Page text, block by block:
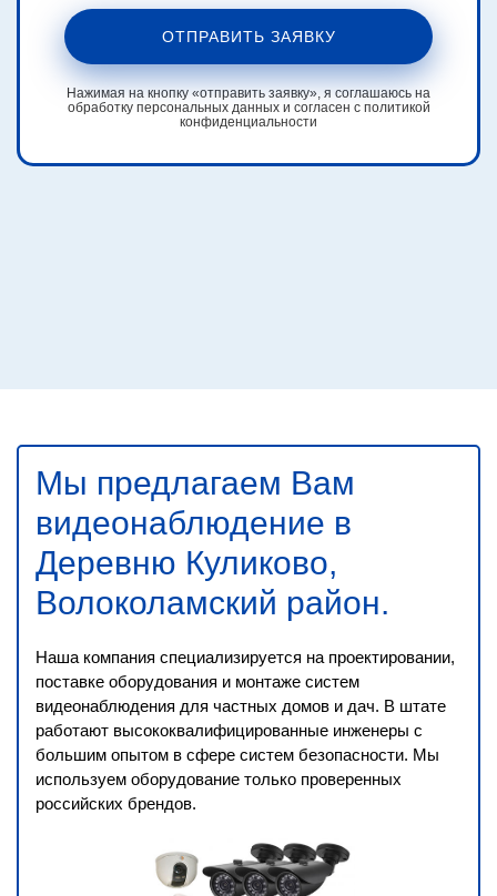
ОТПРАВИТЬ ЗАЯВКУ
Нажимая на кнопку «отправить заявку», я соглашаюсь на
обработку персональных данных и согласен с политикой
конфиденциальности
Мы предлагаем Вам
видеонаблюдение в
Деревню Куликово,
Волоколамский район.
Наша компания специализируется на проектировании,
поставке оборудования и монтаже систем
видеонаблюдения для частных домов и дач. В штате
работают высококвалифицированные инженеры с
большим опытом в сфере систем безопасности. Мы
используем оборудование только проверенных
российских брендов.